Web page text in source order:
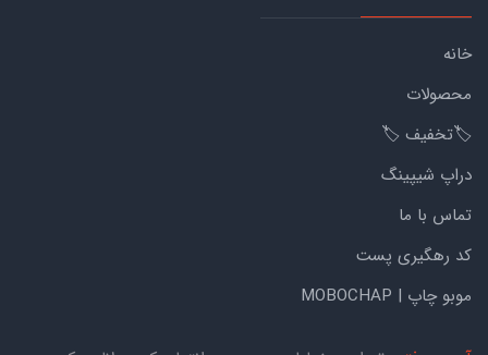
خانه
محصولات
🏷️تخفیف 🏷️
دراپ شیپینگ
تماس با ما
کد رهگیری پست
موبو چاپ | MOBOCHAP